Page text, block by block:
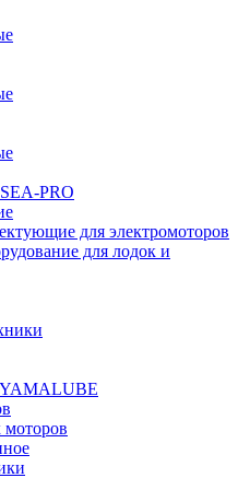
PRO
для электромоторов
для лодок и
YAMALUBE